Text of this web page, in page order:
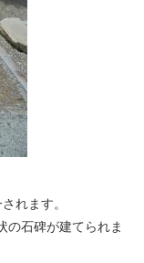
れます。
の石碑が建てられま